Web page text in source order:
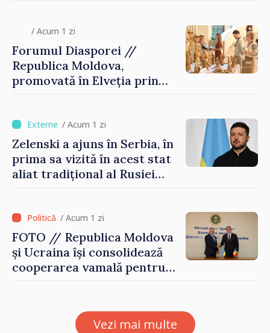
/ Acum 1 zi
Forumul Diasporei //
Republica Moldova,
promovată în Elveția prin
/ Acum 1 zi
Zelenski a ajuns în Serbia, în
prima sa vizită în acest stat
aliat tradițional al Rusiei
/ Acum 1 zi
FOTO // Republica Moldova
și Ucraina își consolidează
cooperarea vamală pentru
Reuniune la Moghiliov-
Vezi mai multe